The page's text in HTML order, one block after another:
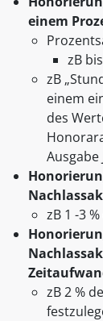
einem
zB
zB
einem
des
Ausgabe
zB 1 -3
zB 2 %